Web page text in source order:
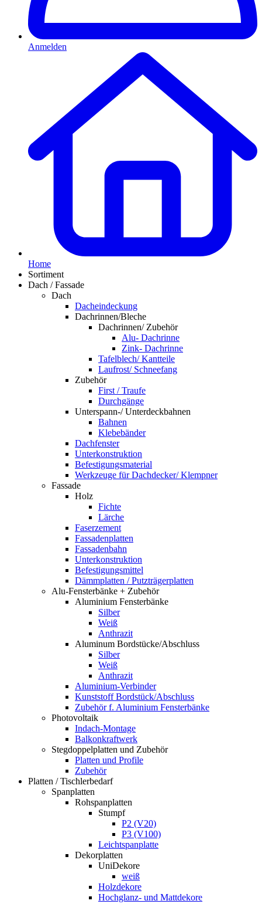
Anmelden
Home
Sortiment
Dach / Fassade
Dach
Dacheindeckung
Dachrinnen/Bleche
Dachrinnen/ Zubehör
Alu- Dachrinne
Zink- Dachrinne
Tafelblech/ Kantteile
Laufrost/ Schneefang
Zubehör
First / Traufe
Durchgänge
Unterspann-/ Unterdeckbahnen
Bahnen
Klebebänder
Dachfenster
Unterkonstruktion
Befestigungsmaterial
Werkzeuge für Dachdecker/ Klempner
Fassade
Holz
Fichte
Lärche
Faserzement
Fassadenplatten
Fassadenbahn
Unterkonstruktion
Befestigungsmittel
Dämmplatten / Putzträgerplatten
Alu-Fensterbänke + Zubehör
Aluminium Fensterbänke
Silber
Weiß
Anthrazit
Aluminum Bordstücke/Abschluss
Silber
Weiß
Anthrazit
Aluminium-Verbinder
Kunststoff Bordstück/Abschluss
Zubehör f. Aluminium Fensterbänke
Photovoltaik
Indach-Montage
Balkonkraftwerk
Stegdoppelplatten und Zubehör
Platten und Profile
Zubehör
Platten / Tischlerbedarf
Spanplatten
Rohspanplatten
Stumpf
P2 (V20)
P3 (V100)
Leichtspanplatte
Dekorplatten
UniDekore
weiß
Holzdekore
Hochglanz- und Mattdekore